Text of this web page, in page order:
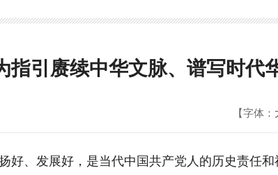
引赓续中华文脉、谱写时代
【字体：
好、发展好，是当代中国共产党人的历史责任和